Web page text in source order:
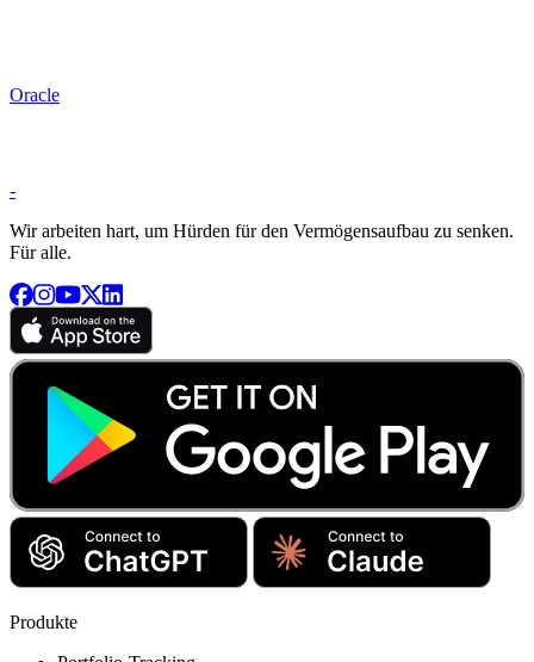
Oracle
-
Wir arbeiten hart, um Hürden für den Vermögensaufbau zu senken.
Für alle.
Produkte